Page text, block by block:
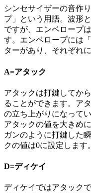
シンセサイザーの音作
プ」という用語。波形
ですが、エンベロープは
す。エンベロープには
ターがあり、それぞれ
A=アタック
アタックは打鍵してか
ることができます。ア
の立ち上がりになって
アタックの値を大きめ
ガンのように打鍵した
クの値は0に設定します。
D=ディケイ
ディケイではアタック